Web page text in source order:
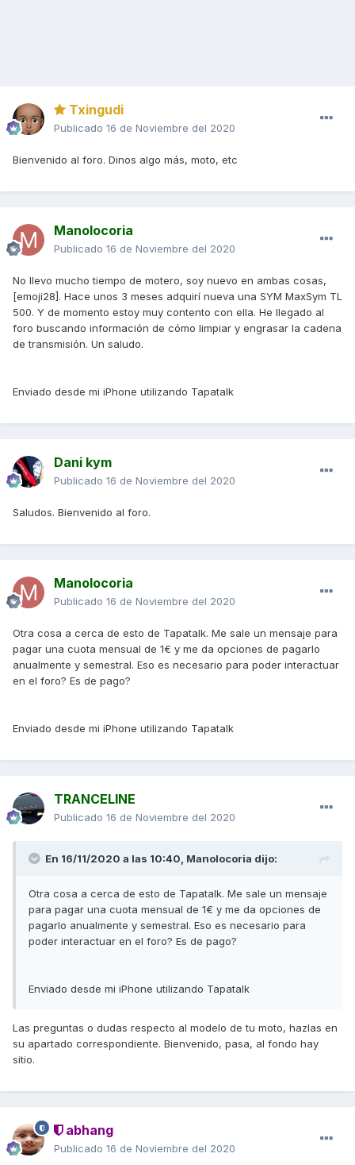
Txingudi
Publicado 16 de Noviembre del 2020
Bienvenido al foro. Dinos algo más, moto, etc
Manolocoria
Publicado 16 de Noviembre del 2020
No llevo mucho tiempo de motero, soy nuevo en ambas cosas,
[emoji28]. Hace unos 3 meses adquirí nueva una SYM MaxSym TL
500. Y de momento estoy muy contento con ella. He llegado al
foro buscando información de cómo limpiar y engrasar la cadena
de transmisión. Un saludo.
Enviado desde mi iPhone utilizando Tapatalk
Dani kym
Publicado 16 de Noviembre del 2020
Saludos. Bienvenido al foro.
Manolocoria
Publicado 16 de Noviembre del 2020
Otra cosa a cerca de esto de Tapatalk. Me sale un mensaje para
pagar una cuota mensual de 1€ y me da opciones de pagarlo
anualmente y semestral. Eso es necesario para poder interactuar
en el foro? Es de pago?
Enviado desde mi iPhone utilizando Tapatalk
TRANCELINE
Publicado 16 de Noviembre del 2020
En 16/11/2020 a las 10:40, Manolocoria dijo:
Otra cosa a cerca de esto de Tapatalk. Me sale un mensaje
para pagar una cuota mensual de 1€ y me da opciones de
pagarlo anualmente y semestral. Eso es necesario para
poder interactuar en el foro? Es de pago?
Enviado desde mi iPhone utilizando Tapatalk
Las preguntas o dudas respecto al modelo de tu moto, hazlas en
su apartado correspondiente. Bienvenido, pasa, al fondo hay
sitio.
abhang
Publicado 16 de Noviembre del 2020